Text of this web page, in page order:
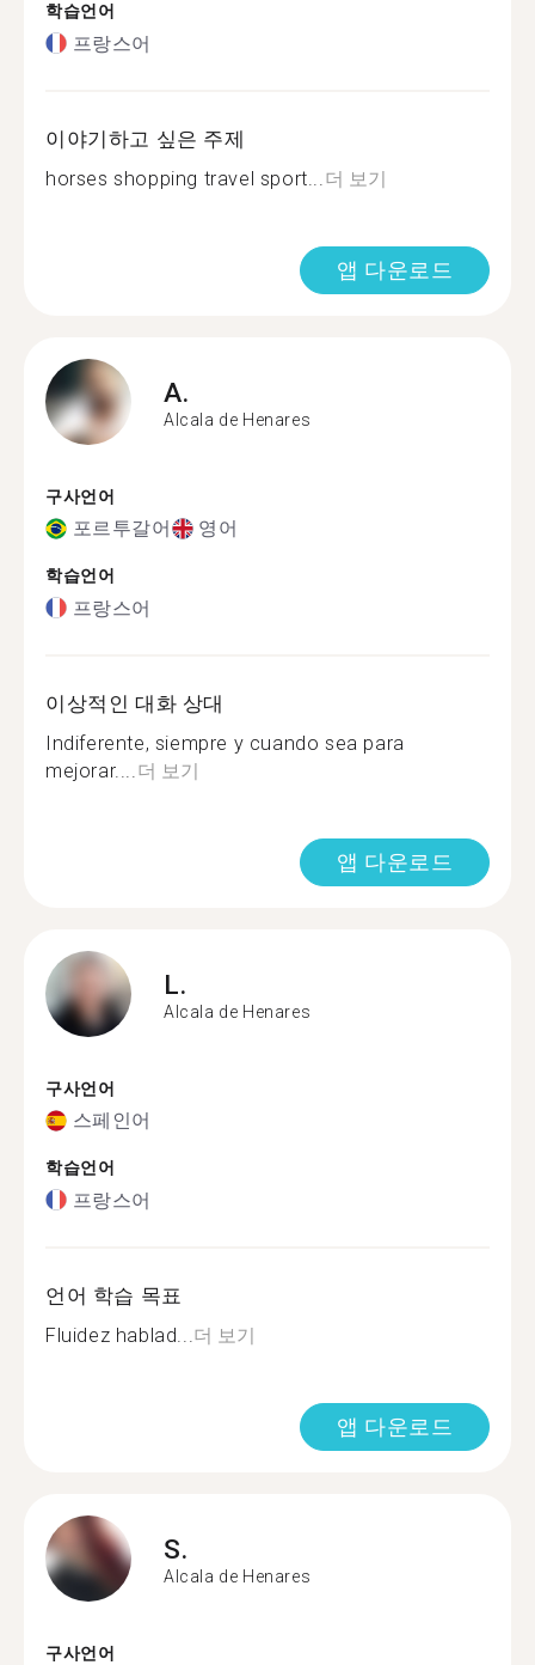
학습언어
프랑스어
이야기하고 싶은 주제
horses shopping travel sport... 더 보기
앱 다운로드
A.
Alcala de Henares
구사언어
포르투갈어 영어
학습언어
프랑스어
이상적인 대화 상대
Indiferente, siempre y cuando sea para
mejorar.... 더 보기
앱 다운로드
L.
Alcala de Henares
구사언어
스페인어
학습언어
프랑스어
언어 학습 목표
Fluidez hablad... 더 보기
앱 다운로드
S.
Alcala de Henares
구사언어